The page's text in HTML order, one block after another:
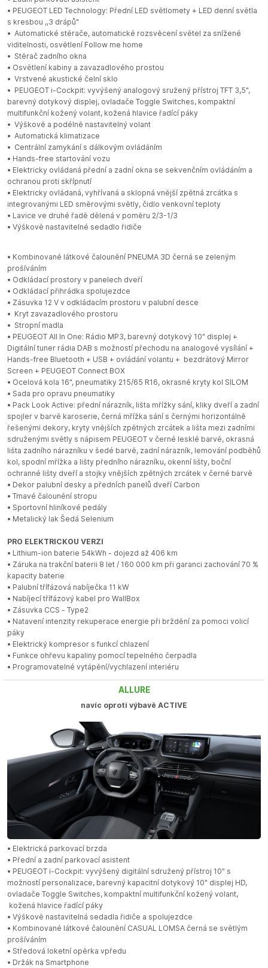
• PEUGEOT LED Technology: Přední LED světlomety + LED denní světla
s kresbou ,,3 drápů"
• Automatické stěrače, automatické rozsvěcení světel za snížené
viditelnosti, osvětlení Follow me home
• Stěrač zadního okna
• Osvětlení kabiny a zavazadlového prostou
• Vrstvené akustické čelní sklo
• PEUGEOT i-Cockpit: vyvýšený analogový sružený přístroj TFT 3,5",
barevný dotykový displej, ovladače Toggle Switches, kompaktní
multifunkční kožený volant, kožená hlavice řadící páky
• Výškově a podélně nastavitelný volant
• Automatická klimatizace
• Centrální zamykání s dálkovým ovládáním
• Hands-free startování vozu
• Elektricky ovládaná přední a zadní okna se sekvenčním ovládáním a
ochranou proti skřípnutí
• Elektricky ovládaná, vyhřívaná a sklopná vnější zpětná zrcátka s
integrovanými LED směrovými světly, čidlo venkovní teploty
• Lavice ve druhé řadě dělená v poměru 2/3-1/3
• Výškově nastavitelné sedadlo řidiče
• Kombinované látkové čalounění PNEUMA 3D černá se zeleným
prošíváním
• Odkládací prostory v panelech dveří
• Odkládací přihrádka spolujezdce
• Zásuvka 12 V v odkládacím prostoru v palubní desce
• Kryt zavazadlového prostoru
• Stropní madla
• PEUGEOT All In One: Rádio MP3, barevný dotykový 10" displej +
Digitální tuner rádia DAB s možností přechodu na analogové vysílání +
Hands-free Bluetooth + USB + ovládání volantu + bezdrátový Mirror
Screen + PEUGEOT Connect BOX
• Ocelová kola 16", pneumatiky 215/65 R16, okrasné kryty kol SILOM
• Sada pro opravu pneumatiky
• Pack Look Active: přední nárazník, lišta mřížky sání, kliky dveří a zadní
spojler v barvě karoserie, černá mřížka sání s černými horizontálně
řešenými dekory, kryty vnějších zpětných zrcátek a lišta mezi zadními
sdruženými světly s nápisem PEUGEOT v černé lesklé barvě, okrasná
lišta zadního nárazníku v šedé barvě, zadní nárazník, lemování podběhů
kol, spodní mřížka a lišty předního nárazníku, okenní lišty, boční
ochranné lišty dveří a stojky vnějších zpětných zrcátek v černé barvě
• Dekor palubní desky a předních panelů dveří Carbon
• Tmavé čalounění stropu
• Sportovní hliníkové pedály
• Metalický lak Šedá Selenium
PRO ELEKTRICKOU VERZI
• Lithium-ion baterie 54kWh - dojezd až 406 km
• Záruka na trakční baterii 8 let / 160 000 km při garanci zachování 70 %
kapacity baterie
• Palubní třífázová nabíječka 11 kW
• Nabíjecí třífázový kabel pro WallBox
• Zásuvka CCS - Type2
• Natavení intenzity rekuperace energie při brždění za pomoci volicí
páky
• Elektrický kompresor s funkcí chlazení
• Funkce ohřevu kapaliny pomocí tepelného čerpadla
• Programovatelné vytápění/vychlazení interiéru
ALLURE
navíc oproti výbavě ACTIVE
• Elektrická parkovací brzda
• Přední a zadní parkovací asistent
• PEUGEOT i-Cockpit: vyvýšený digitální sdružený přístroj 10" s
možností personalizace, barevný kapacitní dotykový 10" displej HD,
ovladače Toggle Switches, kompaktní multifunkční kožený volant,
kožená hlavice řadící páky
• Výškově nastavitelná sedadla řidiče a spolujezdce
• Kombinované látkové čalounění CASUAL LOMSA černá se světlým
prošíváním
• Středová loketní opěrka vpředu
• Držák na Smartphone